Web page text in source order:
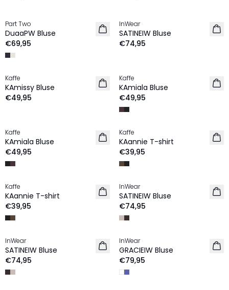
NEU
Part Two
DuaaPW Bluse
€69,95
NEU
InWear
SATINEIW Bluse
€74,95
NEU
Kaffe
KAmissy Bluse
€49,95
NEU
Kaffe
KAmiala Bluse
€49,95
NEU
Kaffe
KAmiala Bluse
€49,95
NEU
Kaffe
KAannie T-shirt
€39,95
NEU
Kaffe
KAannie T-shirt
€39,95
NEU
InWear
SATINEIW Bluse
€74,95
NEU
InWear
SATINEIW Bluse
€74,95
NEU
InWear
GRACIEIW Bluse
€79,95